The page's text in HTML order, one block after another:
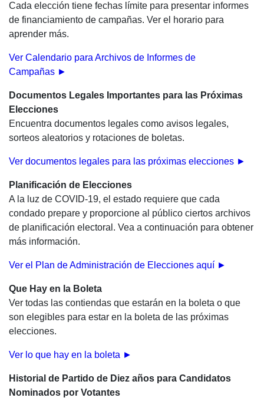
Cada elección tiene fechas límite para presentar informes
de financiamiento de campañas. Ver el horario para
aprender más.
Ver Calendario para Archivos de Informes de
Campañas ►
Documentos Legales Importantes para las Próximas
Elecciones
Encuentra documentos legales como avisos legales,
sorteos aleatorios y rotaciones de boletas.
Ver documentos legales para las próximas elecciones ►
Planificación de Elecciones
A la luz de COVID-19, el estado requiere que cada
condado prepare y proporcione al público ciertos archivos
de planificación electoral. Vea a continuación para obtener
más información.
Ver el Plan de Administración de Elecciones aquí ►
Que Hay en la Boleta
Ver todas las contiendas que estarán en la boleta o que
son elegibles para estar en la boleta de las próximas
elecciones.
Ver lo que hay en la boleta ►
Historial de Partido de Diez años para Candidatos
Nominados por Votantes